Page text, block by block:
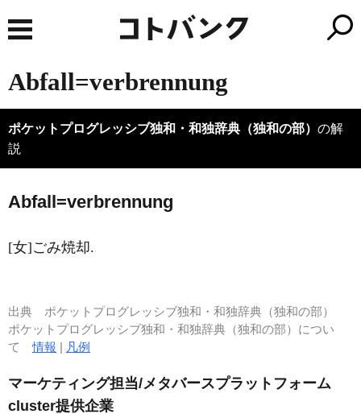
Abfall=verbrennung
ポケットプログレッシブ独和・和独辞典（独和の部） の解
説
Abfall=verbrennung
[女]ごみ焼却.
出典 ポケットプログレッシブ独和・和独辞典（独和の部）
ポケットプログレッシブ独和・和独辞典（独和の部）につい
て情報 | 凡例
マーケティング担当/メタバースプラットフォーム
cluster提供企業